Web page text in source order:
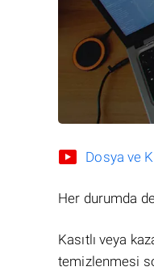
Dosya ve
Her durumda
Kasıtlı veya
temizlenmesi